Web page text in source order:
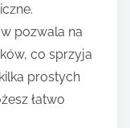
pozwala na
co sprzyja
prostych
łatwo